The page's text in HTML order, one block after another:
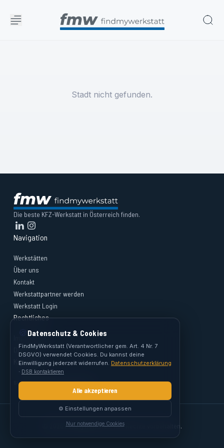
Stadt nicht gefunden.
Die beste KFZ-Werkstatt in Österreich finden.
Navigation
Werkstätten
Über uns
Kontakt
Werkstattpartner werden
Werkstatt Login
Rechtliches
Impressum
Datenschutz
Kontakt
support@findmywerkstatt.at
© 2026 FindMyWerkstatt. Alle Rechte vorbehalten.
🍪 Datenschutz & Cookies
FindMyWerkstatt (Verantwortlicher gem. Art. 4 Nr. 7
DSGVO) verwendet Cookies. Du kannst deine
Einwilligung jederzeit widerrufen. Datenschutzerklärung
· DSB kontaktieren
Alle akzeptieren
⚙️ Einstellungen anpassen
Nur notwendige Cookies